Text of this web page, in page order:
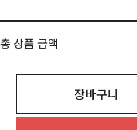
총 상품 금액
장바구니